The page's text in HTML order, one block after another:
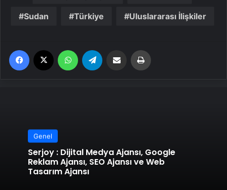
Sudan Türkiye Uluslararası İlişkiler
Facebook WhatsApp Email'den paylaş
Genel
Serjoy : Dijital Medya Ajansı, Google
Reklam Ajansı, SEO Ajansı ve Web
Tasarım Ajansı